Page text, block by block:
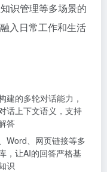
识管理等多场景的
入日常工作和生活
建的多轮对话能力，
话上下文语义，支持
答
Word、网页链接等多
，让AI的回答严格基
识